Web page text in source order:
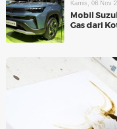
Kamis, 06 Nov
Mobil
Gas dari